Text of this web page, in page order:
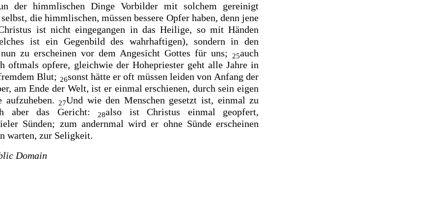
der himmlischen DingeVorbilder mit solchem gereinigt
die himmlischen, müssen bessere Opfer haben, denn jene
ist nichteingegangen in das Heilige, so mit Händen
ist ein Gegenbild des wahrhaftigen), sondern in den
zu erscheinen vor dem Angesicht Gottes für uns; 25auch
oftmals opfere, gleichwie der Hohepriester geht alle Jahre in
Blut; 26sonst hätte er oft müssen leiden von Anfang der
am Ende der Welt, ist er einmal erschienen, durch sein eigen
aufzuheben.
27Und wie den Menschen gesetzt ist, einmal zu
aber das Gericht:
28also ist Christus einmal geopfert,
Sünden; zum andernmal wird er ohne Sünde erscheinen
warten, zur Seligkeit.
Domain